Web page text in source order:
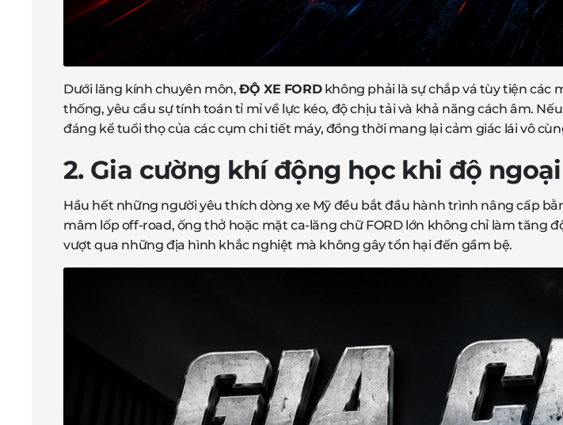
Dưới lăng kính chuyên môn,ĐỘ XE FORDkhông phải là sự chắp vá tùy tiện các
thống, yêu cầu sự tính toán tỉ mỉ về lực kéo, độ chịu tải và khả năng cách âm.
đáng kể tuổi thọ của các cụm chi tiết máy, đồng thời mang lại cảm giác lái vô
2. Gia cường khí động học khi độ
Hầu hết những người yêu thích dòng xe Mỹ đều bắt đầu hành trình nâng cấp
mâm lốp off-road, ống thở hoặc mặt ca-lăng chữ FORD lớn không chỉ làm tăng
vượt qua những địa hình khắc nghiệt mà không gây tổn hại đến gầm bệ.